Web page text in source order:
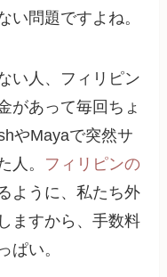
い問題ですよね。
い人、フィリピン
があって毎回ちょ
やMayaで突然サ
人。 フィリピンの
ように、私たち外
ますから、手数料
ぱい。